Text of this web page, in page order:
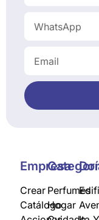
Empresa
Crear
Catálogo
Perfumes
Hogar